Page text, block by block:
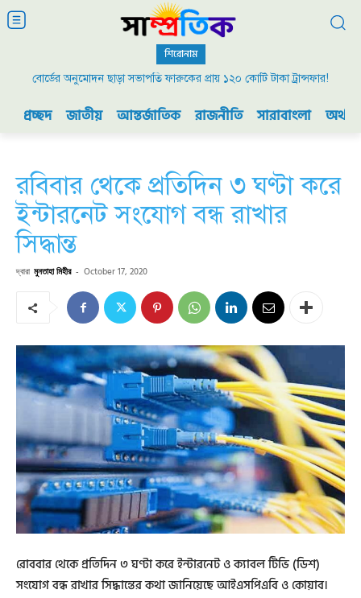
শিরোনাম
বোর্ডের অনুমোদন ছাড়া সভাপতি ফারুকের প্রায় ১২০ কোটি টাকা ট্রান্সফার!
প্রচ্ছদ জাতীয় আন্তর্জাতিক রাজনীতি সারাবাংলা
রবিবার থেকে প্রতিদিন ৩ ঘণ্টা করে
ইন্টারনেট সংযোগ বন্ধ রাখার
সিদ্ধান্ত
দ্বারা মুনতাহা মিহীর - October 17, 2020
রোববার থেকে প্রতিদিন ৩ ঘণ্টা করে ইন্টারনেট ও ক্যাবল টিভি (ডিশ)
সংযোগ বন্ধ রাখার সিদ্ধান্তের কথা জানিয়েছে আইএসপিএবি ও কোয়াব।